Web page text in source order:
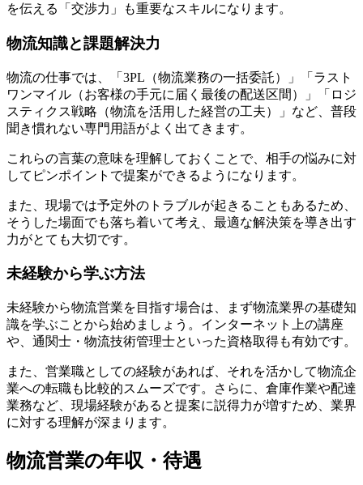
を伝える「交渉力」も重要なスキルになります。
物流知識と課題解決力
物流の仕事では、「3PL（物流業務の一括委託）」「ラスト
ワンマイル（お客様の手元に届く最後の配送区間）」「ロジ
スティクス戦略（物流を活用した経営の工夫）」など、普段
聞き慣れない専門用語がよく出てきます。
これらの言葉の意味を理解しておくことで、相手の悩みに対
してピンポイントで提案ができるようになります。
また、現場では予定外のトラブルが起きることもあるため、
そうした場面でも落ち着いて考え、最適な解決策を導き出す
力がとても大切です。
未経験から学ぶ方法
未経験から物流営業を目指す場合は、まず物流業界の基礎知
識を学ぶことから始めましょう。インターネット上の講座
や、通関士・物流技術管理士といった資格取得も有効です。
また、営業職としての経験があれば、それを活かして物流企
業への転職も比較的スムーズです。さらに、倉庫作業や配達
業務など、現場経験があると提案に説得力が増すため、業界
に対する理解が深まります。
物流営業の年収・待遇